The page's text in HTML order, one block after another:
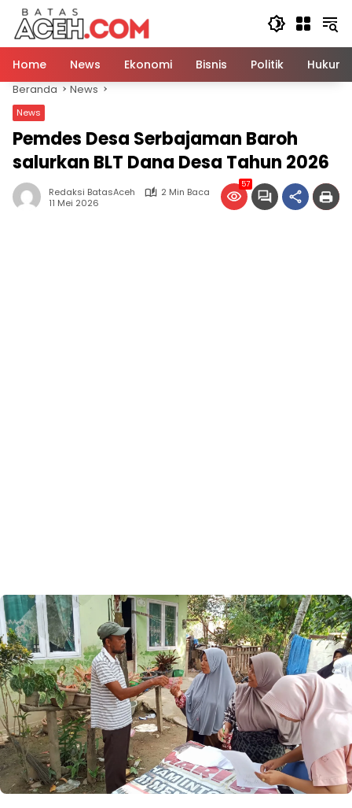
Langsung
konten
Home
News Ekonomi Bisnis Politik Hukum
Beranda News
News
Pemdes Desa Serbajaman Baroh
salurkan BLT Dana Desa Tahun 2026
Redaksi BatasAceh
2 Min Baca
11 Mei 2026
57